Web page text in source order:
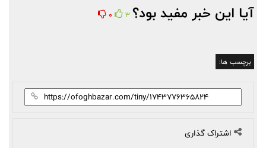
آیا این خبر مفید بود؟3
0
برچسب ها:
اشتراک گذاری